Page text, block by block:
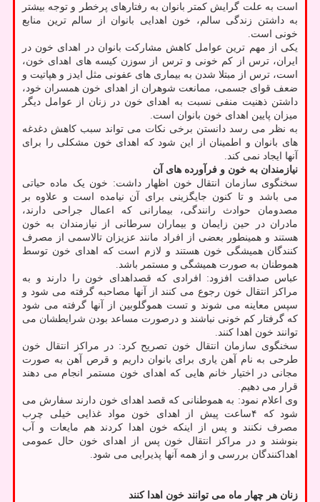
است به علت گرایش کمتر بانوان به رفتارهای پرخطر و توجه بیشتر
به داشتن زندگی سالم، خون اهدایی بانوان از سالم ترین منابع
خونی است.
یکی از مهم ترین عوامل کاهش مشارکت بانوان در اهدای خون در
ایران، ترس از کم خونی و ترس از سوزن کیسه های اهدای خون،
است، ترس از مبتلا شدن به بیماری های عفونی مثل ایدز و هپاتیت و
ضعف قوای جسمی، ممانعت شوهران از اهدای خون همسران خود،
داشتن ذهنیت منفی نسبت به اهدای خون در زنان از عوامل دیگر
میزان پایین اهدای خون بانوان است.
به نظر می رسد دانستن برخی نکات می تواند سبب کاهش دغدغه
های بانوان و اطمینان از این شود که اهدای خون مشکلی را برای
آنها ایجاد نمی کند.
نیازمندان به خون و فرآورده های آن
سخنگوی سازمان انتقال خون اظهار داشت: خون یک ماده حیاتی
می باشد و تا کنون جایگزینی برای آن نیامده است و علاوه بر
مصدومان حوادث رانندگی، بیمارانی که اعمال جراحی دارند،
مادران در حین زایمان و بیماران سرطانی از نیازمندان به خون
هستند و همینطور بعضی از افراد مانند عزیزان تالاسمی از مصرف
کنندگان همیشگی خون هستند و لازم است که اهدای خون توسط
هموطنان به صورت همیشگی و مستمر باشد.
عباس صداقت افزود: افرادی که قصداهدای خون را دارند و به
مراکز انتقال خون رجوع می کنند از آنها مصاحبه گرفته می شود و
سپس معاینه می شوند و تست هموگلوبین از آنها گرفته می شود
که گرفتار کم خونی نباشند و درصورت مساعد بودن شرایطشان می
توانند خون اهدا کنند.
سخنگوی سازمان انتقال خون تصریح کرد: در مراکز انتقال خون
طرحی به نام آهن یاری برای بانوان داریم و قرص آهن به صورت
مجانی در اختیار خانم هایی که اهدای خون مستمر انجام می دهند
قرار می دهیم.
وی اعلام نمود: به هموطنانی که قصد اهدای خون دارند سفارش می
شود که ۴ساعت پیش از اهدای خون مواد غذایی خیلی چرب
مصرف نکنند و پس از اینکه خون اهدا کردند هم مایعات و آب
بنوشند و در مراکز انتقال خون پس از اهدای خون حال عمومی
اهداکنندگان بررسی و از همه آنها پذیرایی می شود.
زنان هر چهار ماه می توانند خون اهدا کنند